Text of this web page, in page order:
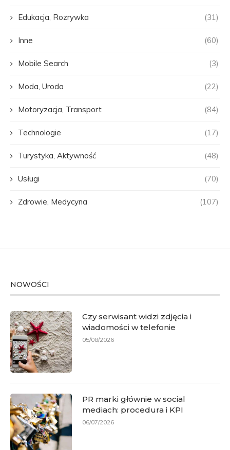
Edukacja, Rozrywka (31)
Inne (60)
Mobile Search (3)
Moda, Uroda (22)
Motoryzacja, Transport (84)
Technologie (17)
Turystyka, Aktywność (48)
Usługi (70)
Zdrowie, Medycyna (107)
NOWOŚCI
Czy serwisant widzi zdjęcia i
wiadomości w telefonie
05/08/2026
PR marki głównie w social
mediach: procedura i KPI
06/07/2026